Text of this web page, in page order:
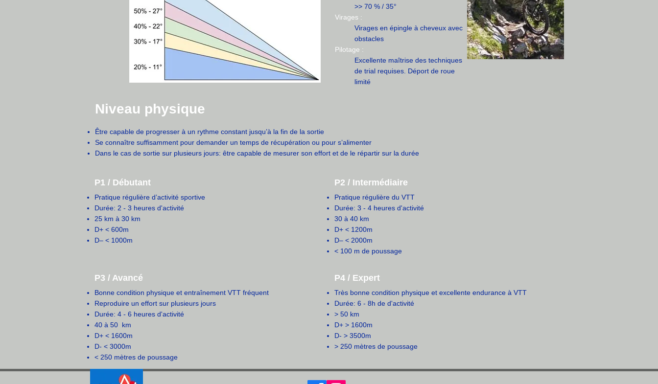
>> 70 % / 35°
Virages :
Virages en épingle à cheveux avec
obstacles
Pilotage :
Excellente maîtrise des techniques
de trial requises. Déport de roue
limité
Niveau physique
Être capable de progresser à un rythme constant jusqu’à la fin de la sortie
Se connaître suffisamment pour demander un temps de récupération ou pour s’alimenter
Dans le cas de sortie sur plusieurs jours: être capable de mesurer son effort et de le répartir sur la durée
P1 / Débutant
Pratique régulière d’activité sportive
Durée: 2 - 3 heures d'activité
25 km à 30 km
D+ < 600m
D– < 1000m
P2 / Intermédiaire
Pratique régulière du VTT
Durée: 3 - 4 heures d'activité
30 à 40 km
D+ < 1200m
D– < 2000m
< 100 m de poussage
P3 / Avancé
Bonne condition physique et entraînement VTT fréquent
Reproduire un effort sur plusieurs jours
Durée: 4 - 6 heures d'activité
40 à 50 km
D+ < 1600m
D- < 3000m
< 250 mètres de poussage
P4 / Expert
Très bonne condition physique et excellente endurance à VTT
Durée: 6 - 8h de d'activité
> 50 km
D+ > 1600m
D- > 3500m
> 250 mètres de poussage